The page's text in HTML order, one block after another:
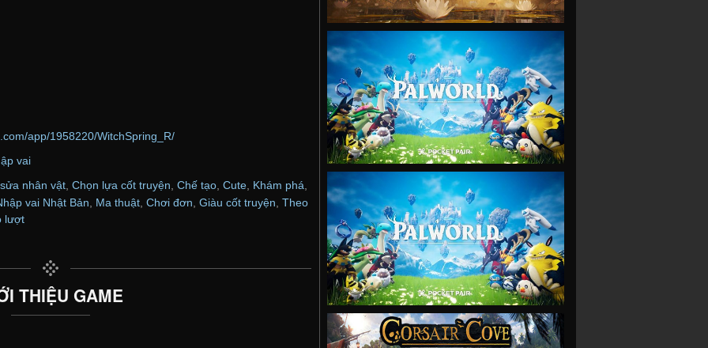
app/1958220/WitchSpring_R/
vai
nhân vật, Chọn lựa cốt truyện, Chế tạo, Cute, Khám phá,
vai Nhật Bản
Ma thuật Chơi đơn Giàu cốt truyện Theo
lượt
THIỆU GAME
VIEW
VIEW